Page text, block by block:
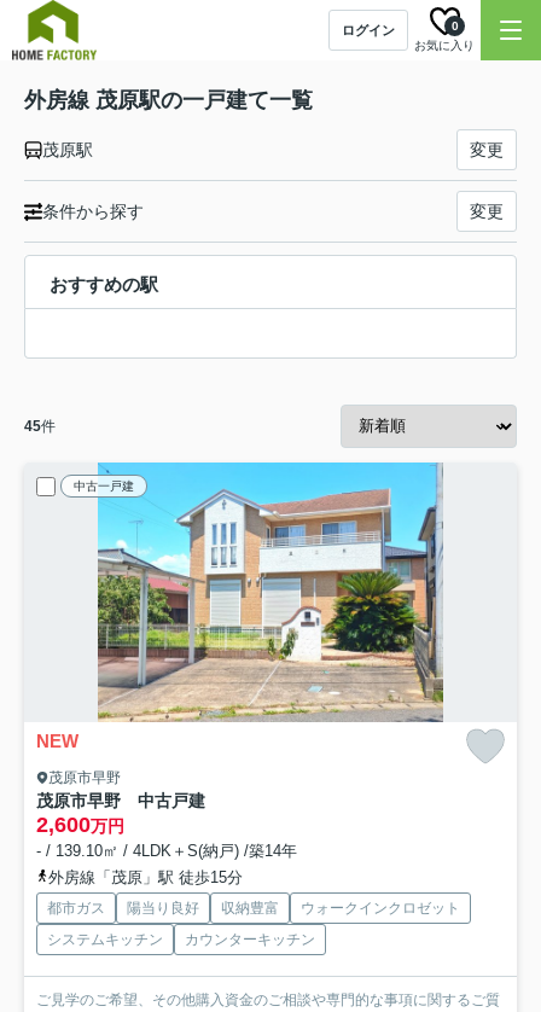
ログイン
お気に入り
0
外房線 茂原駅の一戸建て一覧
茂原駅 変更
条件から探す 変更
おすすめの駅
45件
中古一戸建
NEW
茂原市早野
茂原市早野 中古戸建
2,600万円
- / 139.10㎡ / 4LDK＋S(納戸) /築14年
外房線「茂原」駅 徒歩15分
都市ガス 陽当り良好 収納豊富
ウォークインクロゼット
システムキッチン
カウンターキッチン
ご見学のご希望、その他購入資金のご相談や専門的な事項に関するご質